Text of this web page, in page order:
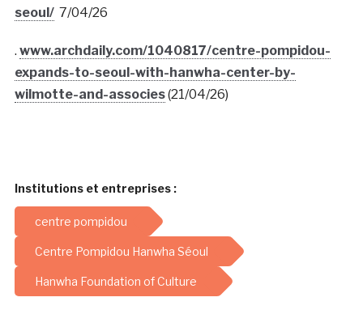
seoul/7/04/26
. www.archdaily.com/1040817/centre-pompidou-
expands-to-seoul-with-hanwha-center-by-
wilmotte-and-associes(21/04/26)
Institutions et entreprises :
centre pompidou
Centre Pompidou Hanwha Séoul
Hanwha Foundation of Culture